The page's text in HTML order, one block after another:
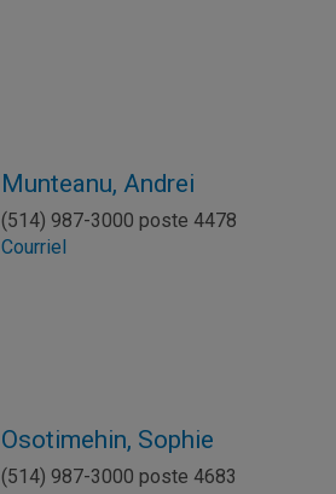
Munteanu, Andrei
(514) 987-3000 poste 4478
Courriel
Osotimehin, Sophie
(514) 987-3000 poste 4683